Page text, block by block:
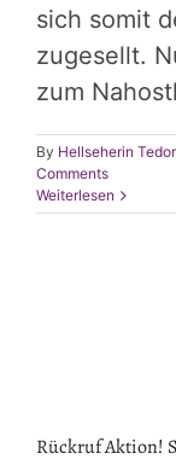
sich somit
zugesellt.
zum
By Hellseherin
Comments
Weiterlesen
Rückruf Aktion!